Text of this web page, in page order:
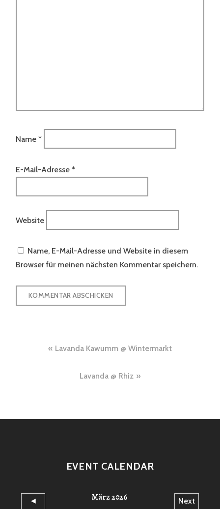
Name *
E-Mail-Adresse *
Website
Name, E-Mail-Adresse und Website in diesem
Browser für meinen nächsten Kommentar speichern.
Beitragsnavigation
Lavanda Kawumm @ Wintermarkt
Lavanda @ Rhiz
EVENT CALENDAR
◄
März 2026
Next